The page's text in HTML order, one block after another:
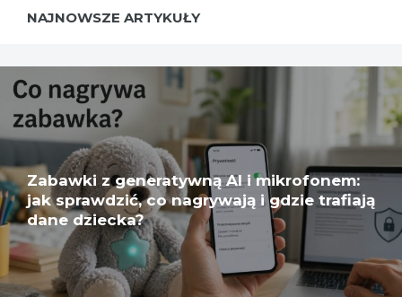
NAJNOWSZE ARTYKUŁY
Zabawki z generatywną AI i mikrofonem:
jak sprawdzić, co nagrywają i gdzie trafiają
dane dziecka?